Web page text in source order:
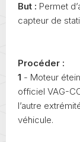
But : Permet
capteur de
Procéder :
1 - Moteur
officiel VAG-
l’autre
véhicule.